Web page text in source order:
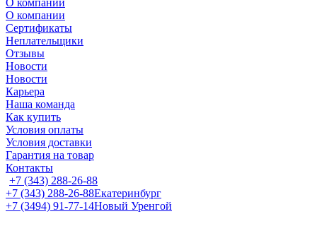
О компании
О компании
Сертификаты
Неплательщики
Отзывы
Новости
Новости
Карьера
Наша команда
Как купить
Условия оплаты
Условия доставки
Гарантия на товар
Контакты
+7 (343) 288-26-88
+7 (343) 288-26-88Екатеринбург
+7 (3494) 91-77-14Новый Уренгой